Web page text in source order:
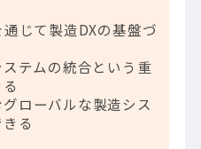
通じて製造DXの基盤づ
テムの統合という重
ローバルな製造シス
る